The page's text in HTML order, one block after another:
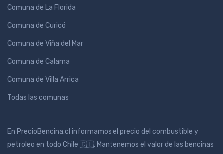
Comuna de La Florida
Comuna de Curicó
Comuna de Viña del Mar
Comuna de Calama
Comuna de Villa Arrica
Todas las comunas
En PrecioBencina.cl informamos el precio del combustible y
petroleo en todo Chile 🇨🇱. Mantenemos el valor de las bencinas